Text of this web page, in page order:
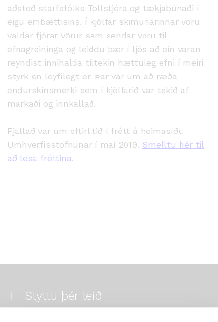
aðstoð starfsfólks Tollstjóra og tækjabúnaði í
eigu embættisins. Í kjölfar skimunarinnar voru
valdar fjórar vörur sem sendar voru til
efnagreininga og leiddu þær í ljós að ein varan
reyndist innihalda tiltekin hættuleg efni í meiri
styrk en leyfilegt er. Þar var um að ræða
endurskinsmerki sem í kjölfarið var tekið af
markaði og innkallað.
Fjallað var um eftirlitið í frétt á heimasíðu
Umhverfisstofnunar í maí 2019. Smelltu hér til
að lesa fréttina.
Styttu þér leið